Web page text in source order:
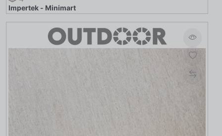
Impertek - Minimart